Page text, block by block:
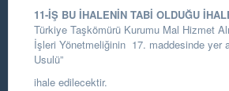
11-İŞ BU İHALENİN TABİ OLDUĞU
Türkiye Taşkömürü Kurumu Mal Hizmet
İşleri Yönetmeliğinin 17. maddesinde yer
Usulü”
ihale edilecektir.